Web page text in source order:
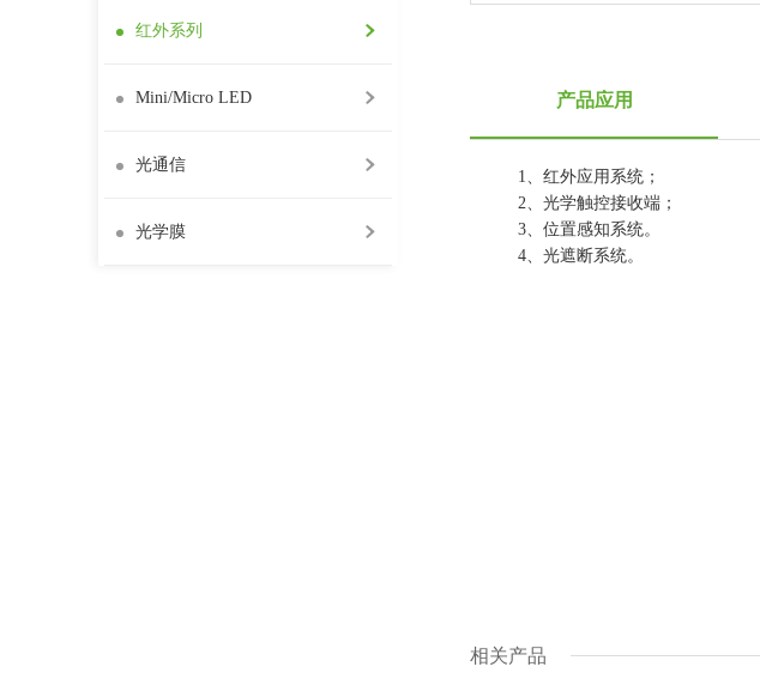
红外系列
Mini/Micro LED
光通信
光学膜
产品应用
1、红外应用系统；
2、光学触控接收端；
3、位置感知系统。
4、光遮断系统。
相关产品